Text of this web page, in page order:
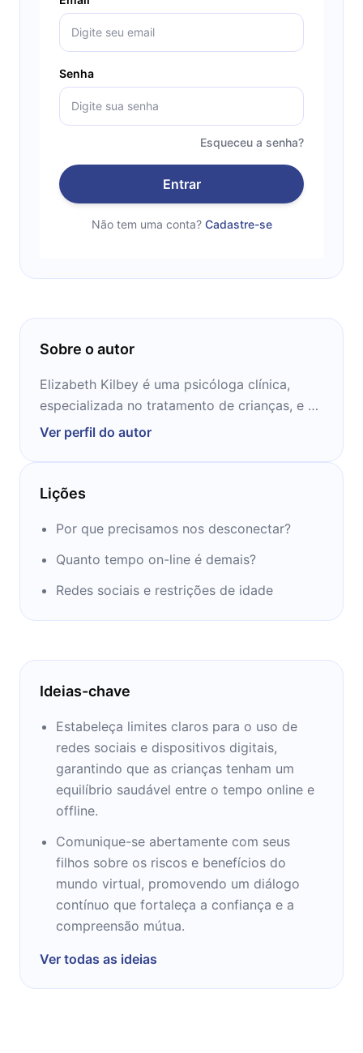
Senha
Esqueceu a senha?
Entrar
Não tem uma conta? Cadastre-se
Sobre o autor
Elizabeth Kilbey é uma psicóloga clínica,
especializada no tratamento de crianças, e na
compreensão de seus comportamentos
mundo todo a lidar com seus pequenos.
Ver perfil do autor
Lições
Por que precisamos nos desconectar?
Quanto tempo on-line é demais?
Redes sociais e restrições de idade
Ideias-chave
Estabeleça limites claros para o uso de
redes sociais e dispositivos digitais,
garantindo que as crianças tenham um
equilíbrio saudável entre o tempo online e
offline.
Comunique-se abertamente com seus
filhos sobre os riscos e benefícios do
mundo virtual, promovendo um diálogo
contínuo que fortaleça a confiança e a
compreensão mútua.
Ver todas as ideias